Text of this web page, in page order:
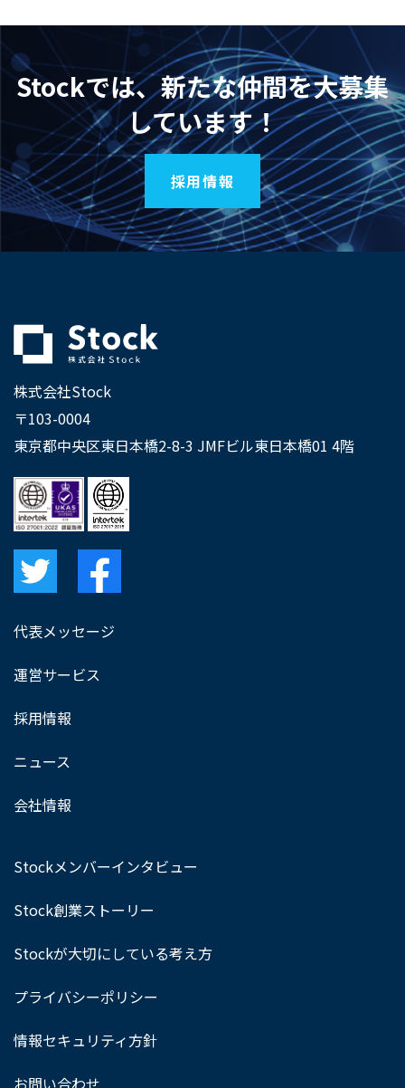
Stockでは、新たな仲間を大募集
しています！
採用情報
株式会社Stock
〒103-0004
東京都中央区東日本橋2-8-3 JMFビル東日本橋01 4階
代表メッセージ
運営サービス
採用情報
ニュース
会社情報
Stockメンバーインタビュー
Stock創業ストーリー
Stockが大切にしている考え方
プライバシーポリシー
情報セキュリティ方針